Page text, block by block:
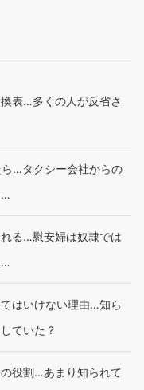
表…多くの人が反省さ
…タクシー会社からの
…
る…慰安婦は奴隷では
…
はいけない理由…知ら
ていた？
役割…あまり知られて